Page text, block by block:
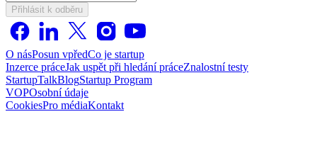
Přihlásit k odběru
O násPosun vpředCo je startup
Inzerce práceJak uspět při hledání práceZnalostní testy
StartupTalkBlogStartup Program
VOPOsobní údaje
CookiesPro médiaKontakt